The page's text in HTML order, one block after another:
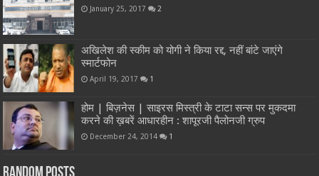
January 25, 2017 2
अखिलेश की स्कीम को योगी ने किया रद्द, नहीं बांटे जाएंगे
स्मार्टफोन
April 19, 2017 1
होम | बिज़नेस | साइरस मिस्त्री के टाटा सन्स पर मुकदमा
करने की ख़बरें आधारहीन : शापूरजी पैलोनजी ग्रुप
December 24, 2014 1